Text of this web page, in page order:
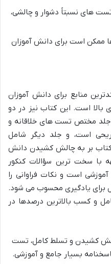
های نسبتاً دشوار و چالشی،
است برای دانش آموزان
منابع برای دانش آموزان
است. این کتاب نیز در دو
مختص تست های خلاقانه و
است، و جلد دیگر شامل
کتاب بر به چالش کشیدن دانش
با سخت ترین سؤالات کنکور
است و نکات فراوانی را
برای یادگیری محسوب می شود.
و کسب بالاترین درصدها در
کشیدن و تسلط کامل، تست
بسیار جامع و آموزشی.